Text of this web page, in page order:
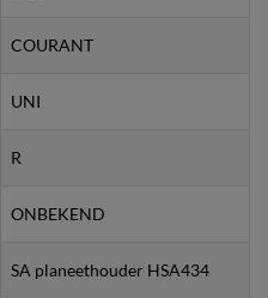
COURANT
UNI
R
ONBEKEND
SA planeethouder HSA434